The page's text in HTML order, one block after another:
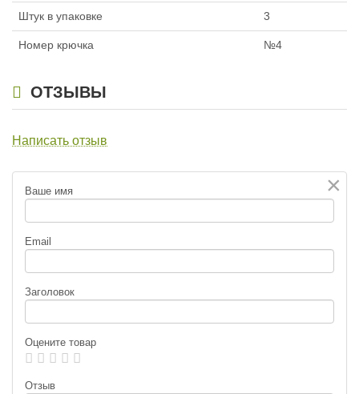
Штук в упаковке 3
Номер крючка №4
ОТЗЫВЫ
Написать отзыв
×
Ваше имя
Email
Заголовок
Оцените товар
Отзыв